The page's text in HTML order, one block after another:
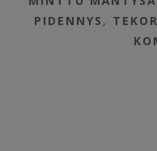
PIDENNYS ,